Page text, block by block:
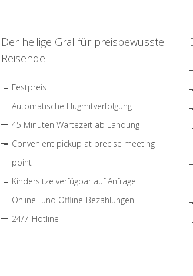
Der heilige Gral für preisbewusste
Reisende
Festpreis
Automatische Flugmitverfolgung
45 Minuten Wartezeit ab Landung
Convenient pickup at precise meeting
point
Kindersitze verfügbar auf Anfrage
Online- und Offline-Bezahlungen
24/7-Hotline